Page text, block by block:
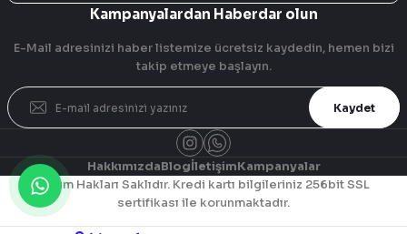
Kampanyalardan Haberdar olun
E-Mail adresinizi haber listemize ücretsiz kaydedin, hemen bizi
takip etmeye başlayın.
Kaydet
HakkımızdaBlogİletişimKampanyalar
© Tüm Hakları Saklıdır. Kredi kartı bilgileriniz 256bit SSL
sertifikası ile korunmaktadır.